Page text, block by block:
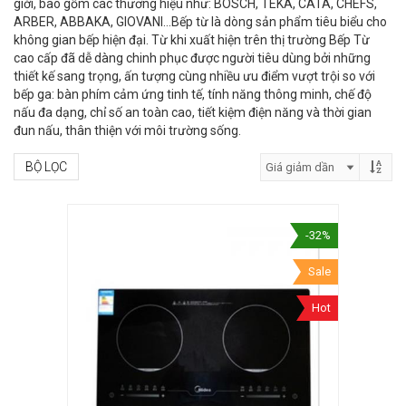
giới, bao gồm các thương hiệu như: BOSCH, TEKA, CATA, CHEFS,
ARBER, ABBAKA, GIOVANI…Bếp từ là dòng sản phẩm tiêu biểu cho
không gian bếp hiện đại. Từ khi xuất hiện trên thị trường Bếp Từ
cao cấp đã dễ dàng chinh phục được người tiêu dùng bởi những
thiết kế sang trọng, ấn tượng cùng nhiều ưu điểm vượt trội so với
bếp ga: bàn phím cảm ứng tinh tế, tính năng thông minh, chế độ
nấu đa dạng, chỉ số an toàn cao, tiết kiệm điện năng và thời gian
đun nấu, thân thiện với môi trường sống.
BỘ LỌC
-32%
Sale
Hot